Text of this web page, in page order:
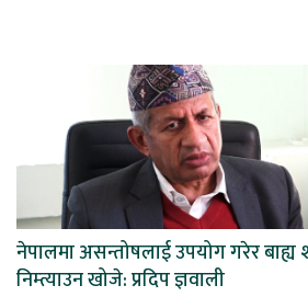
नेपालमा असन्तोषलाई उपयोग गरेर बाह्य
निम्त्याउन खोजे: प्रदिप ज्ञवाली